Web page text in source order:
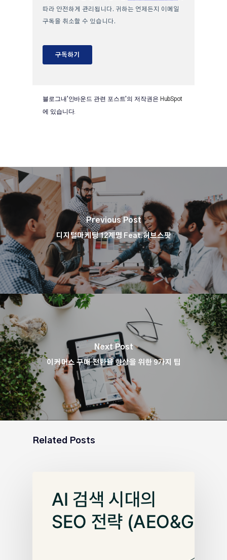
블로그내'인바운드 관련 포스트'의 저작권은 HubSpot
에 있습니다.
Previous Post
디지털마케팅 12계명 Feat.허브스팟
Next Post
이커머스 구매 전환율 향상을 위한 9가지 팁
Related Posts